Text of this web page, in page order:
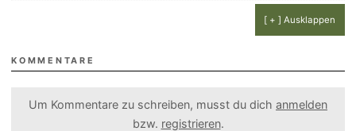
[ + ] Ausklappen
KOMMENTARE
Um Kommentare zu schreiben, musst du dich anmelden
bzw. registrieren.